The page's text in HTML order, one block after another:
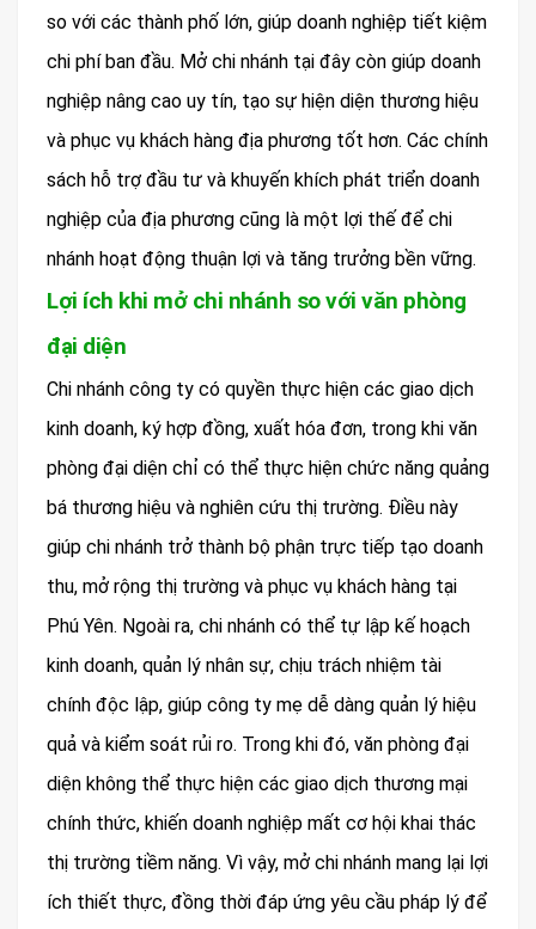
so với các thành phố lớn, giúp doanh nghiệp tiết kiệm
chi phí ban đầu. Mở chi nhánh tại đây còn giúp doanh
nghiệp nâng cao uy tín, tạo sự hiện diện thương hiệu
và phục vụ khách hàng địa phương tốt hơn. Các chính
sách hỗ trợ đầu tư và khuyến khích phát triển doanh
nghiệp của địa phương cũng là một lợi thế để chi
nhánh hoạt động thuận lợi và tăng trưởng bền vững.
Lợi ích khi mở chi nhánh so với văn phòng
đại diện
Chi nhánh công ty có quyền thực hiện các giao dịch
kinh doanh, ký hợp đồng, xuất hóa đơn, trong khi văn
phòng đại diện chỉ có thể thực hiện chức năng quảng
bá thương hiệu và nghiên cứu thị trường. Điều này
giúp chi nhánh trở thành bộ phận trực tiếp tạo doanh
thu, mở rộng thị trường và phục vụ khách hàng tại
Phú Yên. Ngoài ra, chi nhánh có thể tự lập kế hoạch
kinh doanh, quản lý nhân sự, chịu trách nhiệm tài
chính độc lập, giúp công ty mẹ dễ dàng quản lý hiệu
quả và kiểm soát rủi ro. Trong khi đó, văn phòng đại
diện không thể thực hiện các giao dịch thương mại
chính thức, khiến doanh nghiệp mất cơ hội khai thác
thị trường tiềm năng. Vì vậy, mở chi nhánh mang lại lợi
ích thiết thực, đồng thời đáp ứng yêu cầu pháp lý để